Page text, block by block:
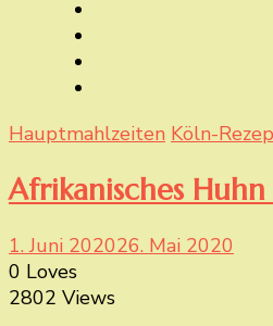
Hauptmahlzeiten Köln-
Afrikanisches
1. Juni 202026. Mai 2020
0 Loves
2802 Views